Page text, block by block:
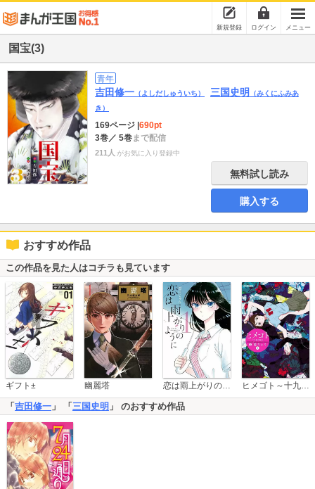
新規登録 ログイン メニュー
国宝(3)
青年
吉田修一 （よしだしゅういち） 三国史明
（みくにふみあ
き）
169ページ 690pt
3巻／ 5巻まで配信
211人 がお気に入り登録中
無料試し読み
購入する
おすすめ作品
この作品を見た人はコチラも見ています
ギフト± 幽麗塔 恋は雨上がりのように ヒメゴト～十九歳の制服～
「 吉田修一 」 「 三国史明 」 のおすすめ作品